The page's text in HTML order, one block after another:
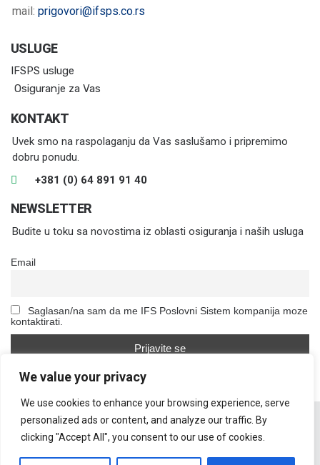
We value your privacy
We use cookies to enhance your browsing experience, serve
personalized ads or content, and analyze our traffic. By
clicking "Accept All", you consent to our use of cookies.
mail: prigovori@ifsps.co.rs
USLUGE
IFSPS usluge
Osiguranje za Vas
KONTAKT
Uvek smo na raspolaganju da Vas saslušamo i pripremimo
dobru ponudu.
+381 (0) 64 891 91 40
NEWSLETTER
Budite u toku sa novostima iz oblasti osiguranja i naših usluga
Email
Saglasan/na sam da me IFS Poslovni Sistem kompanija moze
kontaktirati.